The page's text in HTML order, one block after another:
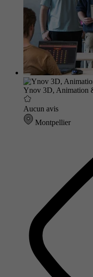
Ynov 3D, Animation
Aucun avis
Montpellier